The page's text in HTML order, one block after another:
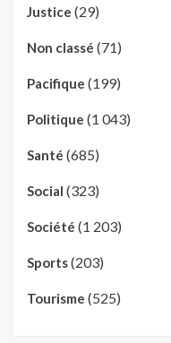
Justice (29)
Non classé (71)
Pacifique (199)
Politique (1 043)
Santé (685)
Social (323)
Société (1 203)
Sports(203)
Tourisme (525)